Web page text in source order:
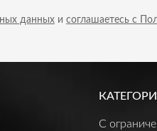
данных и соглашаетесь с
C